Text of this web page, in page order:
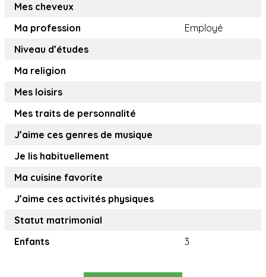
Mes cheveux
Ma profession
Employé
Niveau d’études
Ma religion
Mes loisirs
Mes traits de personnalité
J’aime ces genres de musique
Je lis habituellement
Ma cuisine favorite
J’aime ces activités physiques
Statut matrimonial
Enfants
3